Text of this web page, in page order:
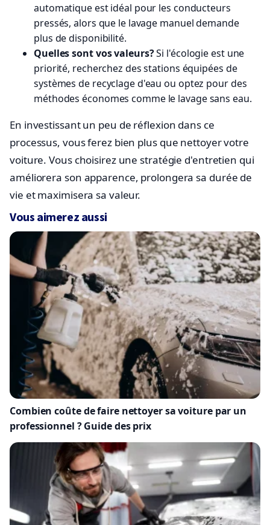
automatique est idéal pour les conducteurs
pressés, alors que le lavage manuel demande
plus de disponibilité.
Quelles sont vos valeurs?Si l'écologie est une
priorité, recherchez des stations équipées de
systèmes de recyclage d'eau ou optez pour des
méthodes économes comme le lavage sans eau.
En investissant un peu de réflexion dans ce
processus, vous ferez bien plus que nettoyer votre
voiture. Vous choisirez une stratégie d'entretien qui
améliorera son apparence, prolongera sa durée de
vie et maximisera sa valeur.
Vous aimerez aussi
Combien coûte de faire nettoyer sa voiture par un
professionnel ? Guide des prix